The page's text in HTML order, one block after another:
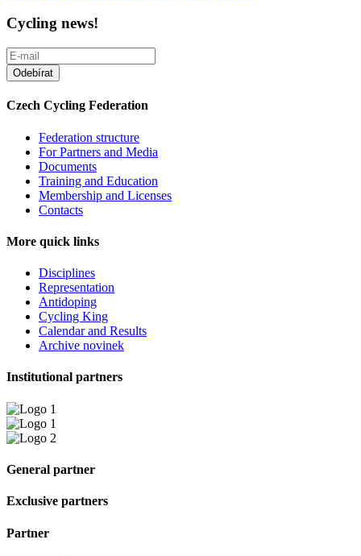
Cycling news!
Czech Cycling Federation
Federation structure
For Partners and Media
Documents
Training and Education
Membership and Licenses
Contacts
More quick links
Disciplines
Representation
Antidoping
Cycling King
Calendar and Results
Archive novinek
Institutional partners
General partner
Exclusive partners
Partner